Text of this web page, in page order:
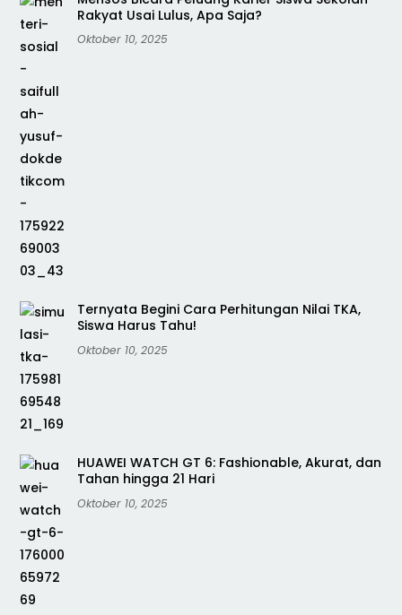
Rakyat Usai Lulus, Apa Saja?
Oktober 10, 2025
Ternyata Begini Cara Perhitungan Nilai TKA,
Siswa Harus Tahu!
Oktober 10, 2025
HUAWEI WATCH GT 6: Fashionable, Akurat, dan
Tahan hingga 21 Hari
Oktober 10, 2025